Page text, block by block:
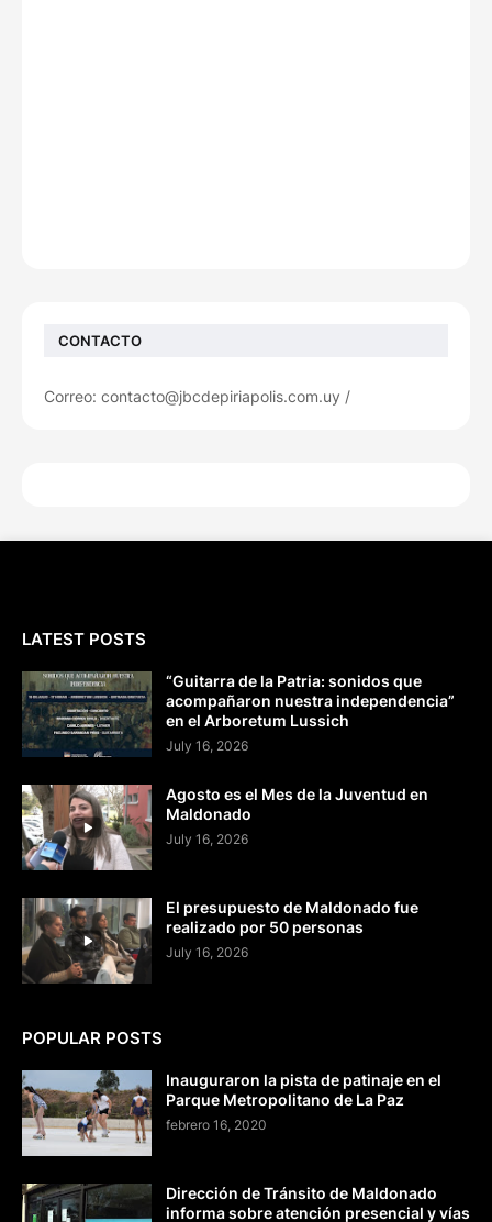
CONTACTO
Correo: contacto@jbcdepiriapolis.com.uy /
LATEST POSTS
“Guitarra de la Patria: sonidos que
acompañaron nuestra independencia”
en el Arboretum Lussich
July 16, 2026
Agosto es el Mes de la Juventud en
Maldonado
July 16, 2026
El presupuesto de Maldonado fue
realizado por 50 personas
July 16, 2026
POPULAR POSTS
Inauguraron la pista de patinaje en el
Parque Metropolitano de La Paz
febrero 16, 2020
Dirección de Tránsito de Maldonado
informa sobre atención presencial y vías